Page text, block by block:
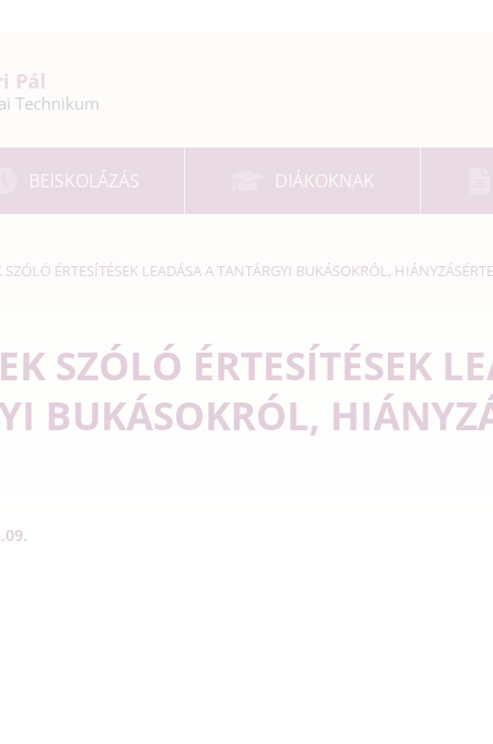
Pál
Technikum
BEISKOLÁZÁS DIÁKOKNAK
ÉRTESÍTÉSEK LEADÁSA A TANTÁRGYI BUKÁSOKRÓL,
SZÓLÓ ÉRTESÍTÉSEK
BUKÁSOKRÓL,